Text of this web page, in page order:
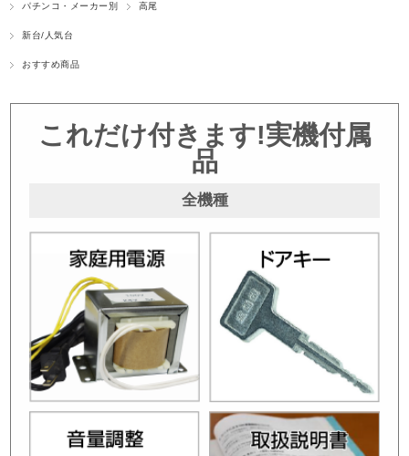
パチンコ・メーカー別
高尾
新台/人気台
おすすめ商品
これだけ付きます!実機付属
品
全機種